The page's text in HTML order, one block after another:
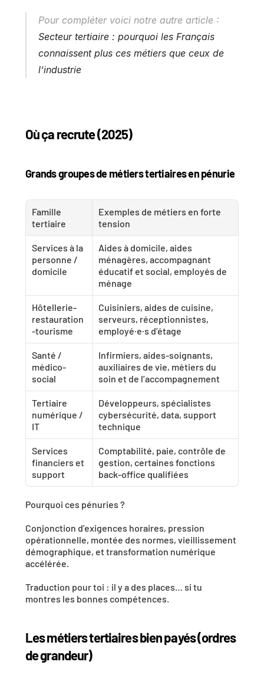
Secteur tertiaire : pourquoi les Français
connaissent plus ces métiers que ceux de
l’industrie
Où ça recrute (2025)
Grands groupes de métiers tertiaires en pénurie
Famille
tertiaire
Exemples de métiers en forte
tension
Services à la
personne /
domicile
Aides à domicile, aides
ménagères, accompagnant
éducatif et social, employés de
ménage
Hôtellerie-
restauration
-tourisme
Cuisiniers, aides de cuisine,
serveurs, réceptionnistes,
employé·e·s d’étage
Santé /
médico-
social
Infirmiers, aides-soignants,
auxiliaires de vie, métiers du
soin et de l’accompagnement
Tertiaire
numérique /
IT
Développeurs, spécialistes
cybersécurité, data, support
technique
Services
financiers et
support
Comptabilité, paie, contrôle de
gestion, certaines fonctions
back-office qualifiées
Pourquoi ces pénuries ?
Conjonction d’exigences horaires, pression
opérationnelle, montée des normes, vieillissement
démographique, et transformation numérique
accélérée.
Traduction pour toi : il y a des places… si tu
montres les bonnes compétences.
Les métiers tertiaires bien payés (ordres
de grandeur)